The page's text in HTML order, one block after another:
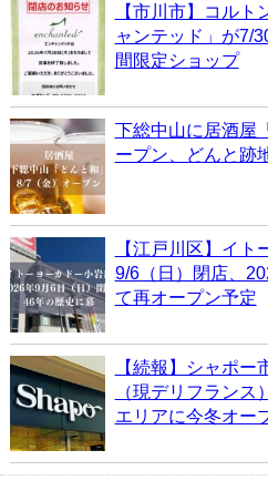
【市川市】コルト
ャンテッド」が7/
間限定ショップ
下総中山に居酒屋
ープン、どんと跡
【江戸川区】イト
9/6（日）閉店、
て再オープン予定
【続報】シャポー
（現デリフラン
エリアに今冬オー